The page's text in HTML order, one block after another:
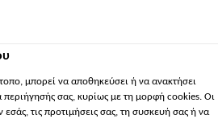
μπορεί να αποθηκεύσει ή να ανακτήσει
σας, κυρίως με τη μορφή cookies. Οι
τις προτιμήσεις σας, τη συσκευή σας ή να